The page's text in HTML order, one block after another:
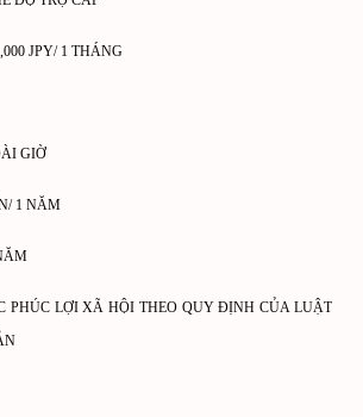
JPY/ 1 THÁNG
GIỜ
1 NĂM
PHÚC LỢI XÃ HỘI THEO QUY ĐỊNH CỦA LUẬT